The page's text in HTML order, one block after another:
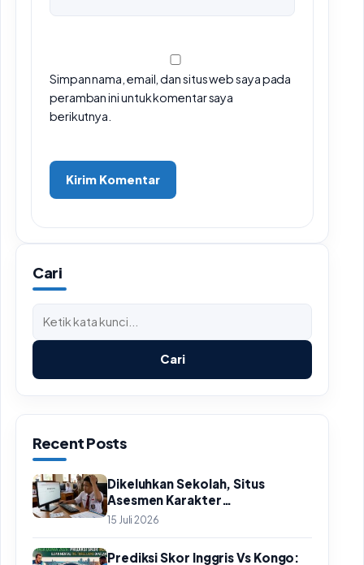
Simpan nama, email, dan situs web saya pada
peramban ini untuk komentar saya
berikutnya.
Cari
Cari
Recent Posts
Dikeluhkan Sekolah, Situs
Asesmen Karakter
Kemendikdasmen Mengalami
15 Juli 2026
Prediksi Skor Inggris Vs Kongo: